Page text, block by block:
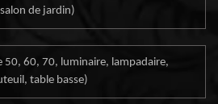
salon de jardin)
50, 60, 70, luminaire, lampadaire,
table basse)